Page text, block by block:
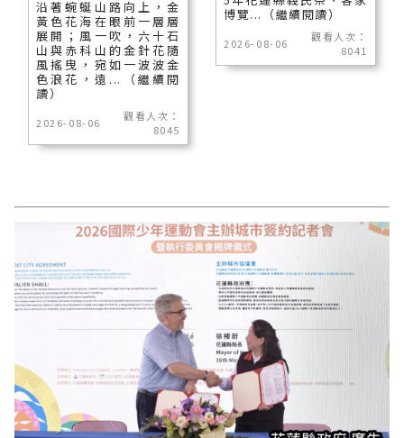
沿著蜿蜒山路向上，金
黃色花海在眼前一層層
展開；風一吹，六十石
山與赤科山的金針花隨
風搖曳，宛如一波波金
色浪花，遠...（繼續閱
讀）
2026-08-06
觀看人次：
8045
博覽...（繼續閱讀）
2026-08-06
觀看人次：
8041